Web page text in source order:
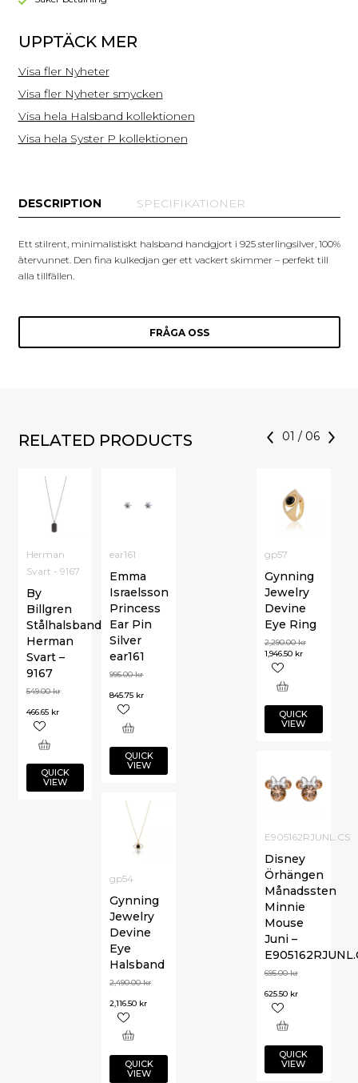
UPPTÄCK MER
Visa fler Nyheter
Visa fler Nyheter smycken
Visa hela Halsband kollektionen
Visa hela Syster P kollektionen
DESCRIPTION SPECIFIKATIONER
Ett stilrent, minimalistiskt halsband handgjort i 925 sterlingsilver, 100%
återvunnet. Den fina kulkedjan ger ett vackert skimmer – perfekt till
alla tillfällen.
FRÅGA OSS
RELATED PRODUCTS 01 / 06
Herman
Svart - 9167
By
Billgren
Stålhalsband
Herman
Svart –
9167
549.00kr
466.65 kr
QUICK
VIEW
gp57
Gynning
Jewelry
Devine
Eye Ring
2,290.00kr
1,946.50 kr
QUICK
VIEW
ear161
Emma
Israelsson
Princess
Ear Pin
Silver
ear161
995.00kr
845.75 kr
QUICK
VIEW
E905162RJUNL.CS
Disney
Örhängen
Månadssten
Minnie
Mouse
Juni –
695.00kr
625.50 kr
QUICK
VIEW
gp54
Gynning
Jewelry
Devine
Eye
Halsband
2,490.00kr
2,116.50 kr
QUICK
VIEW